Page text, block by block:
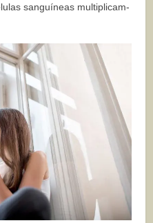
sanguíneas multiplicam-